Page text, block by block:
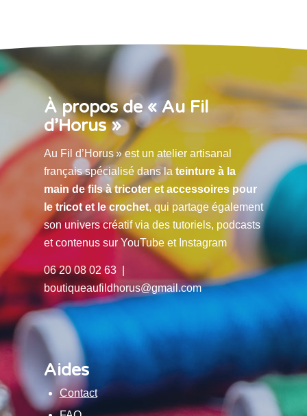
À propos de « Au Fil
d’Horus »
Au Fil d’Horus » est un atelier artisanal
français spécialisé dans la teinture à la
main de fils à tricoter et accessoires pour
le tricot et le crochet, qui partage également
son univers créatif via des tutoriels, podcasts
et contenus sur YouTube et Instagram
06 20 08 02 63 |
boutiqueaufildhorus@gmail.com
Aides
Contact